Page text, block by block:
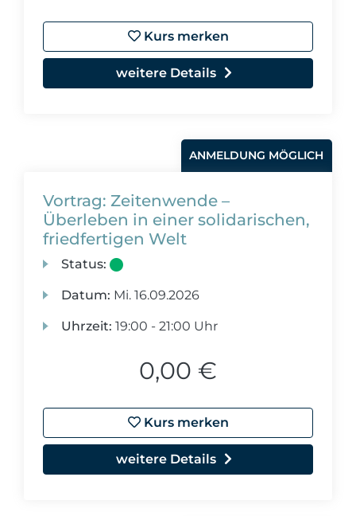
Kurs merken
weitere Details
ANMELDUNG MÖGLICH
Vortrag: Zeitenwende –
Überleben in einer solidarischen,
friedfertigen Welt
Status:
Datum: Mi. 16.09.2026
Uhrzeit: 19:00 - 21:00 Uhr
0,00 €
Kurs merken
weitere Details